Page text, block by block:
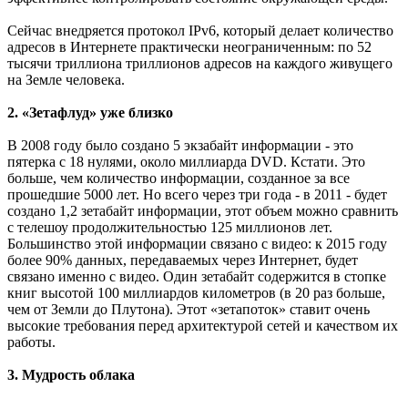
Сейчас внедряется протокол IPv6, который делает количество
адресов в Интернете практически неограниченным: по 52
тысячи триллиона триллионов адресов на каждого живущего
на Земле человека.
2. «Зетафлуд» уже близко
В 2008 году было создано 5 экзабайт информации - это
пятерка с 18 нулями, около миллиарда DVD. Кстати. Это
больше, чем количество информации, созданное за все
прошедшие 5000 лет. Но всего через три года - в 2011 - будет
создано 1,2 зетабайт информации, этот объем можно сравнить
с телешоу продолжительностью 125 миллионов лет.
Большинство этой информации связано с видео: к 2015 году
более 90% данных, передаваемых через Интернет, будет
связано именно с видео. Один зетабайт содержится в стопке
книг высотой 100 миллиардов километров (в 20 раз больше,
чем от Земли до Плутона). Этот «зетапоток» ставит очень
высокие требования перед архитектурой сетей и качеством их
работы.
3. Мудрость облака